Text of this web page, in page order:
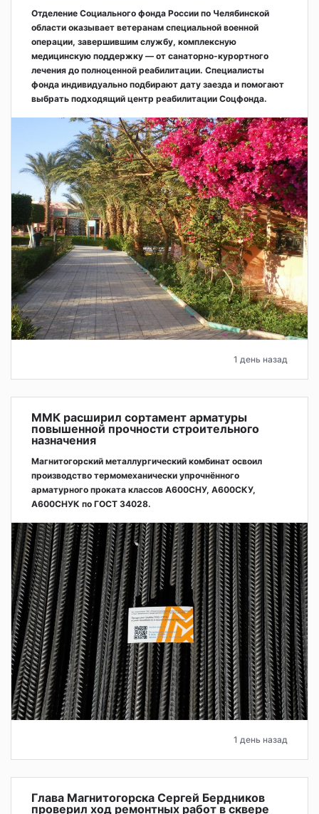
Отделение Социального фонда России по Челябинской
области оказывает ветеранам специальной военной
операции, завершившим службу, комплексную
медицинскую поддержку — от санаторно-курортного
лечения до полноценной реабилитации. Специалисты
фонда индивидуально подбирают дату заезда и помогают
выбрать подходящий центр реабилитации Соцфонда.
1 день назад
ММК расширил сортамент арматуры
повышенной прочности строительного
назначения
Магнитогорский металлургический комбинат освоил
производство термомеханически упрочнённого
арматурного проката классов А600СНУ, А600СКУ,
А600СНУК по ГОСТ 34028.
1 день назад
Глава Магнитогорска Сергей Бердников
проверил ход ремонтных работ в сквере